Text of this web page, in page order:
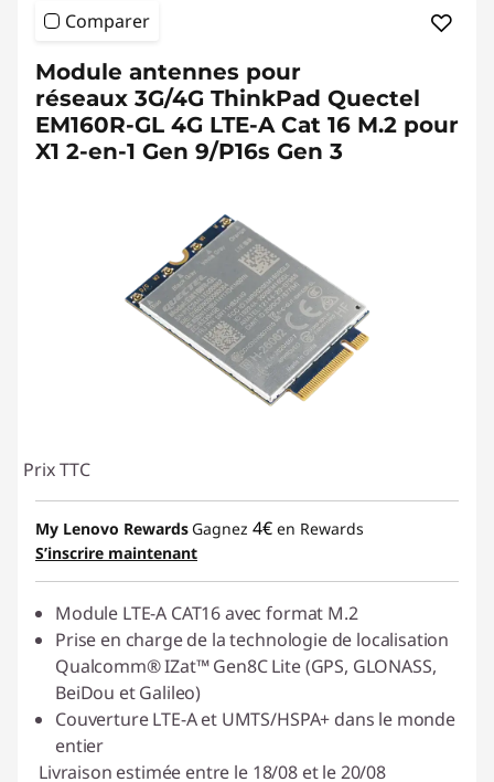
Comparer
Module antennes pour
réseaux 3G/4G ThinkPad Quectel
EM160R-GL 4G LTE-A Cat 16 M.2 pour
X1 2-en-1 Gen 9/P16s Gen 3
Prix TTC
My Lenovo Rewards Gagnez 4€ en Rewards
S’inscrire maintenant
Module LTE-A CAT16 avec format M.2
Prise en charge de la technologie de localisation
Qualcomm® IZat™ Gen8C Lite (GPS, GLONASS,
BeiDou et Galileo)
Couverture LTE-A et UMTS/HSPA+ dans le monde
entier
Livraison estimée entre le 18/08 et le 20/08